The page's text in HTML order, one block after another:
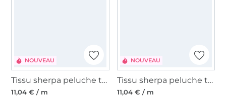
NOUVEAU
Tissu sherpa peluche teddy cloudy, bleu pétrole
11,04 € / m
NOUVEAU
Tissu sherpa peluche teddy cloudy, menthe
11,04 € / m